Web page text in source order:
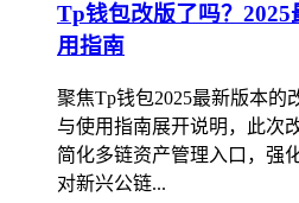
Tp钱包改版了吗？
用指南
聚焦Tp钱包2025最新版本的
与使用指南展开说明，此次
简化多链资产管理入口，强
对新兴公链...